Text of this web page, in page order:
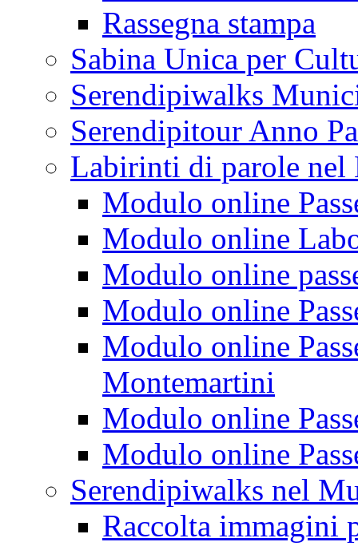
Rassegna stampa
Sabina Unica per
Serendipiwalks
Serendipitour Anno
Labirinti di parole
Modulo online
Modulo online
Modulo online
Modulo online
Modulo online
Montemartini
Modulo online
Modulo online
Serendipiwalks nel
Raccolta immagini